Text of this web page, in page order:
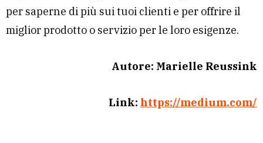
per saperne di più sui tuoi clienti e per offrire il
miglior prodotto o servizio per le loro esigenze.
Autore: Marielle Reussink
Link: https://medium.com/